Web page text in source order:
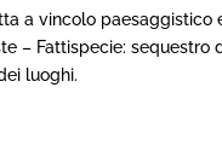
a vincolo paesaggistico
– Fattispecie: sequestro
luoghi.